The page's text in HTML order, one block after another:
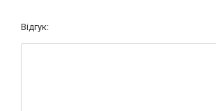
Відгук: